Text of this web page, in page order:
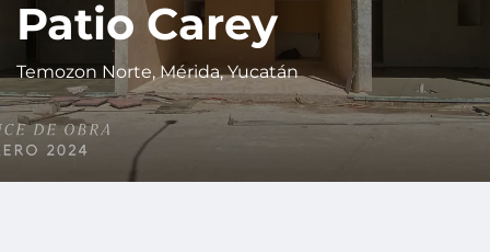
Patio Carey
Temozon Norte, Mérida, Yucatán